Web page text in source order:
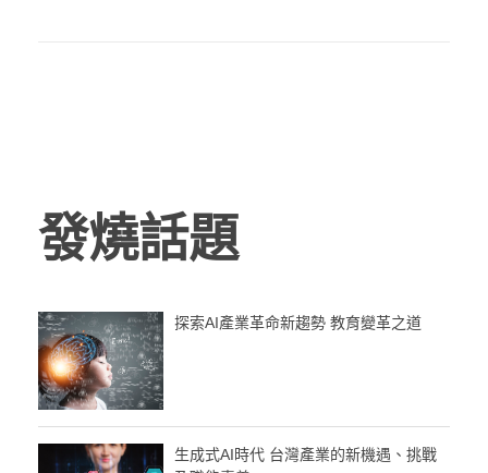
發燒話題
探索AI產業革命新趨勢 教育變革之道
生成式AI時代 台灣產業的新機遇、挑戰